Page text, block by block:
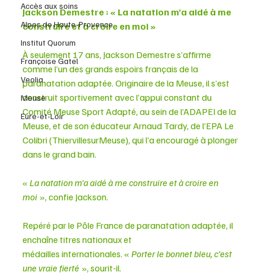
Accès aux soins
Alpes de Haute-Provence
Institut Quorum
Françoise Gatel
Veolia
Meuse
Eure-et-Loir
Jackson Demestre : « La natation m’a aidé à me
construire et à croire en moi »
À seulement 17 ans, Jackson Demestre s’affirme
comme l’un des grands espoirs français de la
paranatation adaptée. Originaire de la Meuse, il s’est
construit sportivement avec l’appui constant du
Comité Meuse Sport Adapté, au sein de l’ADAPEI de la
Meuse, et de son éducateur Arnaud Tardy, de l’EPA Le
Colibri (ThiervillesurMeuse), qui l’a encouragé à plonger
dans le grand bain.
« La natation m’a aidé à me construire et à croire en
moi », confie Jackson.
Repéré par le Pôle France de paranatation adaptée, il
enchaîne titres nationaux et
médailles internationales. « Porter le bonnet bleu, c’est
une vraie fierté », sourit-il.